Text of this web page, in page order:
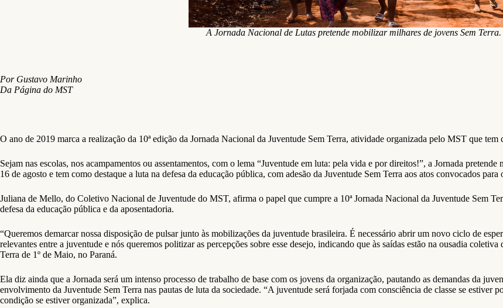
A Jornada Nacional de Lutas pretende mobilizar milhares de jovens Sem
Por Gustavo Marinho
Da Página do MST
O ano de 2019 marca a realização da 10ª edição da Jornada Nacional da Juventude Sem Terra, atividade organizada pelo MST que
Sejam nas escolas, nos acampamentos ou assentamentos, com o lema “Juventude em luta: pela vida e por direitos!”, a Jornada
16 de agosto e tem como destaque a luta na defesa da educação pública, com adesão da Juventude Sem Terra aos atos convocados
Juliana de Mello, do Coletivo Nacional de Juventude do MST, afirma o papel que cumpre a 10ª Jornada Nacional da Juventude Sem
defesa da educação pública e da aposentadoria.
“Queremos demarcar nossa disposição de pulsar junto às mobilizações da juventude brasileira. É necessário abrir um novo ciclo de
relevantes entre a juventude e nós queremos politizar as percepções sobre esse desejo, indicando que às saídas estão na ousadia
Terra de 1º de Maio, no Paraná.
Ela diz ainda que a Jornada será um intenso processo de trabalho de base com os jovens da organização, pautando as demandas da
envolvimento da Juventude Sem Terra nas pautas de luta da sociedade. “A juventude será forjada com consciência de classe se estiver
condição se estiver organizada”, explica.